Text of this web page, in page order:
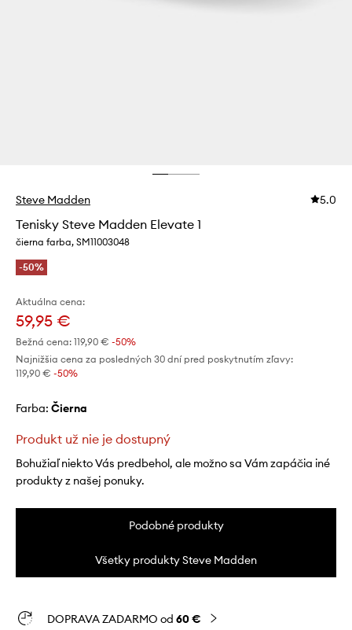
Steve Madden 5.0
Tenisky Steve Madden Elevate 1
čierna farba, SM11003048
-50%
Aktuálna cena:
59,95 €
Bežná cena: 119,90 € -50%
Najnižšia cena za posledných 30 dní pred poskytnutím zľavy:
119,90 € -50%
Farba: čierna
Produkt už nie je dostupný
Bohužiaľ niekto Vás predbehol, ale možno sa Vám zapáčia iné
produkty z našej ponuky.
Podobné produkty
Všetky produkty Steve Madden
DOPRAVA ZADARMO od 60 €